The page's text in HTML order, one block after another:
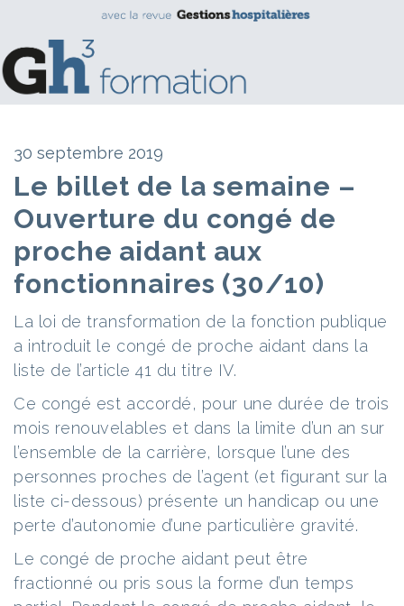
30 septembre 2019
Le billet de la semaine –
Ouverture du congé de
proche aidant aux
fonctionnaires (30/10)
La loi de transformation de la fonction publique
a introduit le congé de proche aidant dans la
liste de l’article 41 du titre IV.
Ce congé est accordé, pour une durée de trois
mois renouvelables et dans la limite d’un an sur
l’ensemble de la carrière, lorsque l’une des
personnes proches de l’agent (et figurant sur la
liste ci-dessous) présente un handicap ou une
perte d’autonomie d’une particulière gravité.
Le congé de proche aidant peut être
fractionné ou pris sous la forme d’un temps